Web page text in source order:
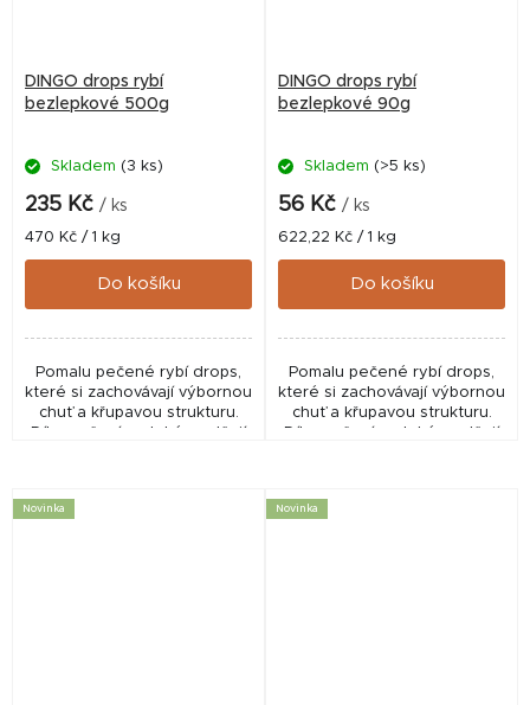
DINGO drops rybí
bezlepkové 500g
Skladem (3 ks)
235 Kč / ks
Měrná
cena:
470 Kč / 1 kg
Do košíku
Pomalu pečené rybí drops,
které si zachovávají výbornou
chuť a křupavou strukturu.
DINGO drops rybí
bezlepkové 90g
Skladem (>5 ks)
56 Kč / ks
Měrná
cena:
622,22 Kč / 1 kg
Do košíku
Pomalu pečené rybí drops,
které si zachovávají výbornou
chuť a křupavou strukturu.
Novinka Novinka